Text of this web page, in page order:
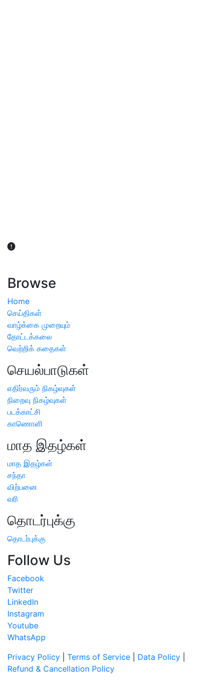
Browse
Home
செய்திகள்
வாழ்க்கை முறையும்
தோட்டக்கலை
வெற்றிக் கதைகள்
செயல்பாடுகள்
எதிர்வரும் நிகழ்வுகள்
நிறைவு நிகழ்வுகள்
படக்காட்சி
காணொளி
மாத இதழ்கள்
மாத இதழ்கள்
சந்தா
விற்பனை
வரி
தொடர்புக்கு
தொடர்புக்கு
Follow Us
Facebook
Twitter
LinkedIn
Instagram
Youtube
WhatsApp
Privacy Policy
Terms of Service Data Policy
Refund & Cancellation Policy